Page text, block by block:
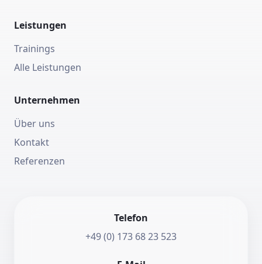
Leistungen
Trainings
Alle Leistungen
Unternehmen
Über uns
Kontakt
Referenzen
Telefon
+49 (0) 173 68 23 523